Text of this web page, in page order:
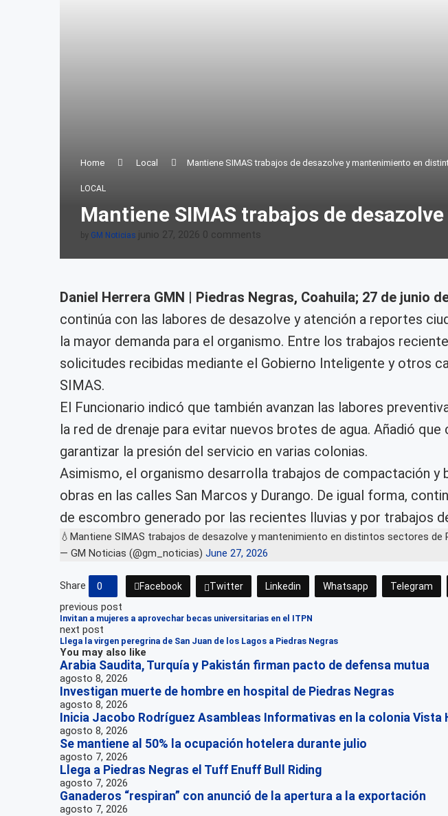
Home Local Mantiene SIMAS trabajos de desazolve y mantenimiento en
LOCAL
Mantiene SIMAS trabajos de
by GM Noticias junio 27, 2026 0 comments
Daniel Herrera GMN | Piedras Negras, Coahuila; 27 de junio
continúa con las labores de desazolve y atención a reportes
la mayor demanda para el organismo. Entre los trabajos
solicitudes recibidas mediante el Gobierno Inteligente y otros
SIMAS.
El Funcionario indicó que también avanzan las labores
la red de drenaje para evitar nuevos brotes de agua. Añadió
garantizar la presión del servicio en varias colonias.
Asimismo, el organismo desarrolla trabajos de compactación y
obras en las calles San Marcos y Durango. De igual forma,
de escombro generado por las recientes lluvias y por trabajos
💧Mantiene SIMAS trabajos de desazolve y mantenimiento en distintos sectores de
— GM Noticias (@gm_noticias) June 27, 2026
Share 0 Facebook Twitter Linkedin Whatsapp Telegram
previous post
Invitan a mujeres a aprovechar becas universitarias en el ITPN
next post
Llega la virgen peregrina de San Juan de los Lagos a Piedras Negras
You may also like
Arabia Saudita, Turquía y Pakistán firman pacto de defensa mutua
agosto 8, 2026
Investigan muerte de hombre en hospital de Piedras Negras
agosto 8, 2026
Inicia Jacobo Rodríguez Asambleas Informativas en la colonia
agosto 8, 2026
Se mantiene al 50% la ocupación hotelera durante julio
agosto 7, 2026
Llega a Piedras Negras el Tuff Enuff Bull Riding
agosto 7, 2026
Ganaderos “respiran” con anunció de la apertura a la exportación
agosto 7, 2026